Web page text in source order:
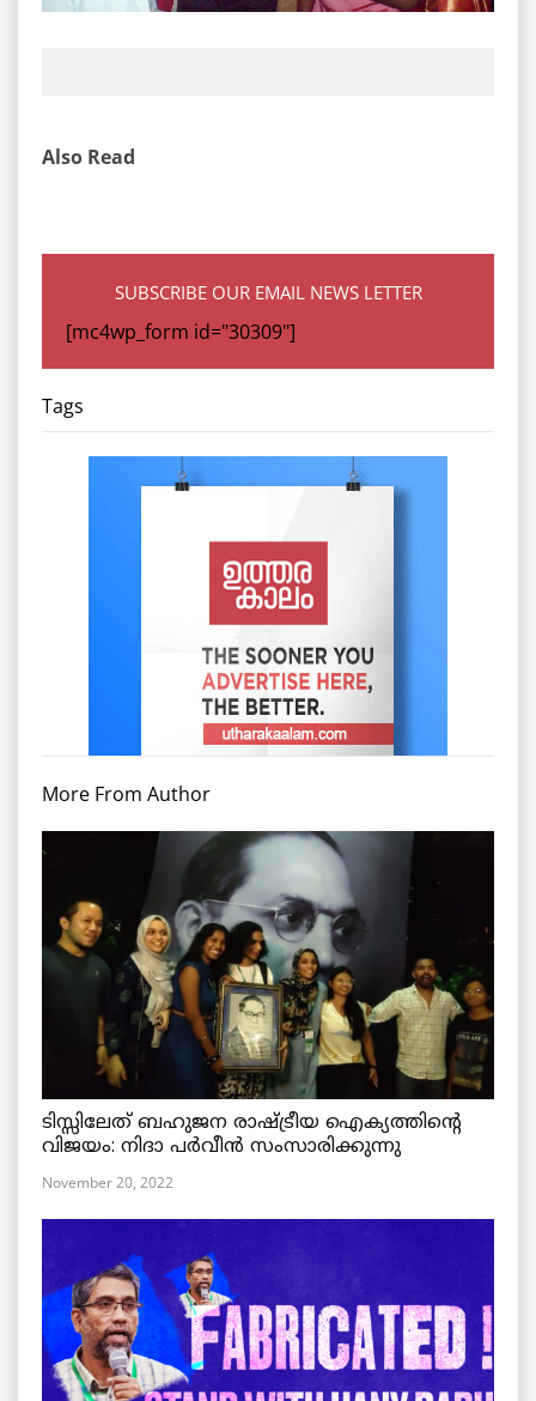
Also Read
SUBSCRIBE OUR EMAIL NEWS LETTER
[mc4wp_form id="30309"]
Tags
More From Author
ടിസ്സിലേത് ബഹുജന രാഷ്ട്രീയ ഐക്യത്തിന്റെ
വിജയം: നിദാ പർവീൻ സംസാരിക്കുന്നു
November 20, 2022